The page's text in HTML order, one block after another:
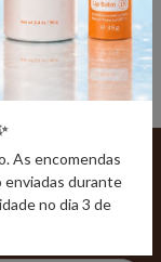
viva uma vida
úteis e
As encomendas
enviadas durante
no dia 3 de